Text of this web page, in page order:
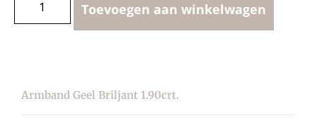
Toevoegen aan winkelwagen
Armband Geel Briljant 1.90crt.